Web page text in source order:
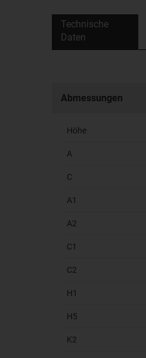
Technische
Daten
Abmessungen
Höhe
A
C
A1
A2
C1
C2
H1
H5
K2